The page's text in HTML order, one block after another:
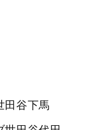
田谷下馬